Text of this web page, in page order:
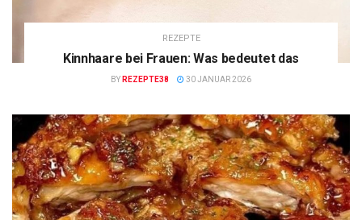
REZEPTE
Kinnhaare bei Frauen: Was bedeutet das
BY REZEPTE38 30 JANUAR 2026